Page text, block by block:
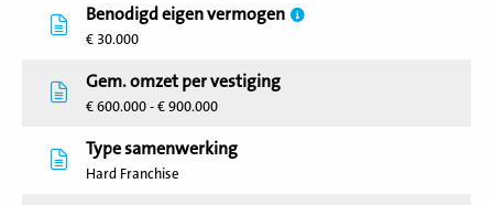
Benodigd eigen vermogen
€ 30.000
Gem. omzet per vestiging
€ 600.000 - € 900.000
Type samenwerking
Hard Franchise